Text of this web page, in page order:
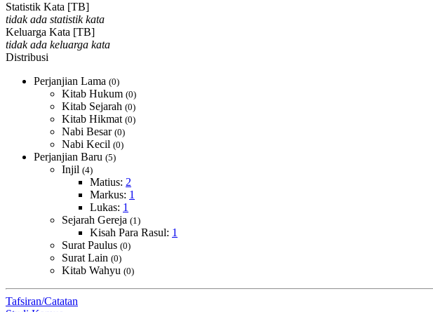
Statistik Kata [TB]
tidak ada statistik kata
Keluarga Kata [TB]
tidak ada keluarga kata
Distribusi
Perjanjian Lama (0)
Kitab Hukum (0)
Kitab Sejarah (0)
Kitab Hikmat (0)
Nabi Besar (0)
Nabi Kecil (0)
Perjanjian Baru (5)
Injil (4)
Matius: 2
Markus: 1
Lukas: 1
Sejarah Gereja (1)
Kisah Para Rasul: 1
Surat Paulus (0)
Surat Lain (0)
Kitab Wahyu (0)
Tafsiran/Catatan